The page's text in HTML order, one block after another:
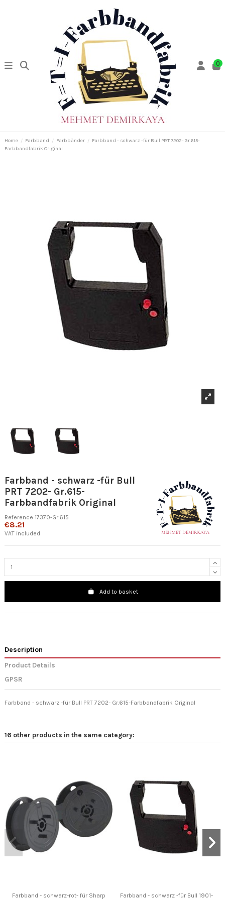
0
Home Farbband Farbbänder
Farbband - schwarz -für Bull PRT 7202- Gr.615-
Farbbandfabrik Original
Farbband - schwarz -für Bull
PRT 7202- Gr.615-
Farbbandfabrik Original
Reference 17370-Gr.615
€8.21
VAT included
Add to basket
Description
Product Details
GPSR
Farbband - schwarz -für Bull PRT 7202- Gr.615-Farbbandfabrik Original
16 other products in the same category:
Farbband - schwarz-rot- für Sharp
Farbband - schwarz -für Bull 1901-